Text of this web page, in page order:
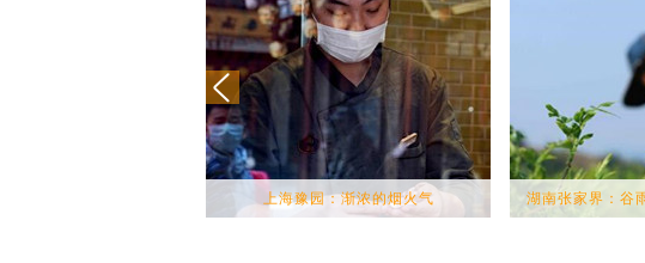
上海豫园：渐浓的烟火气 湖南张家界：谷